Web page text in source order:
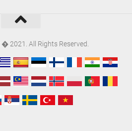
� 2021. All Rights Reserved.